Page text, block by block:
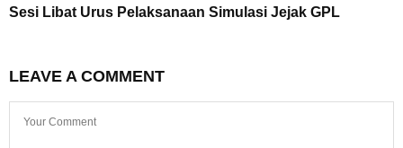
Sesi Libat Urus Pelaksanaan Simulasi Jejak GPL
LEAVE A COMMENT